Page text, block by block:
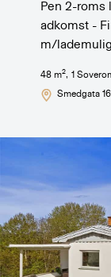
Pen 2-roms
adkomst -
m/
48 m2, 1
Smedgata